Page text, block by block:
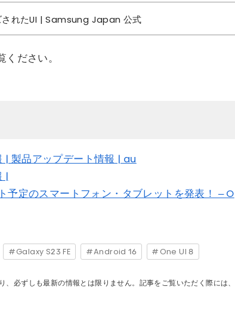
れたUI | Samsung Japan 公式
ださい。
| 製品アップデート情報 | au
|
定のスマートフォン・タブレットを発表！ – O
Galaxy S23 FE Android 16 One UI 8
必ずしも最新の情報とは限りません。記事をご覧いただく際には、